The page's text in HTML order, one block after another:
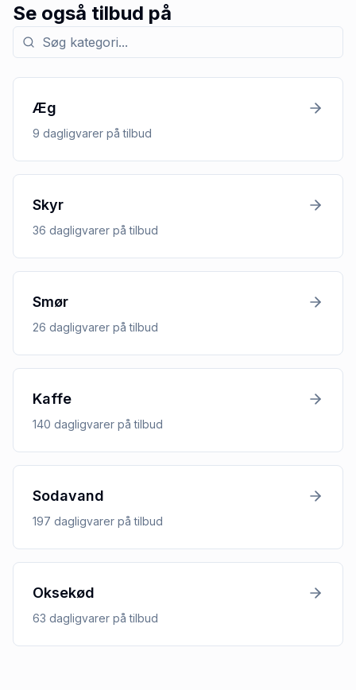
Se også tilbud på
Søg efter kategori med tilbud
Æg
9 dagligvarer på tilbud
Skyr
36 dagligvarer på tilbud
Smør
26 dagligvarer på tilbud
Kaffe
140 dagligvarer på tilbud
Sodavand
197 dagligvarer på tilbud
Oksekød
63 dagligvarer på tilbud